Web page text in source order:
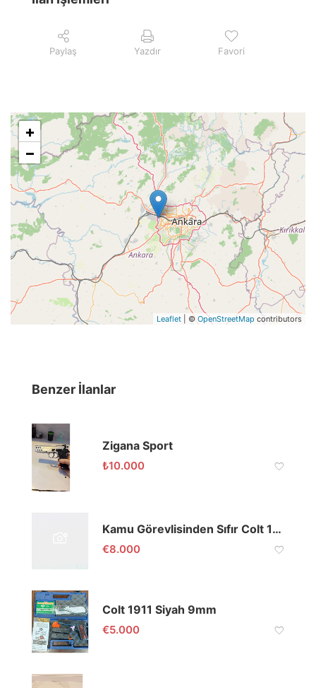
Paylaş Yazdır Favori
+
−
Leaflet | ©OpenStreetMap contributors
Benzer İlanlar
Zigana Sport
₺10.000
Kamu Görevlisinden Sıfır Colt 1911 Classic
€8.000
Colt 1911 Siyah 9mm
€5.000